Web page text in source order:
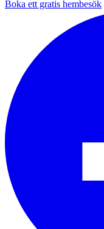
Boka ett gratis hembesök